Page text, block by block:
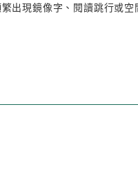
出現鏡像字、閱讀跳行或